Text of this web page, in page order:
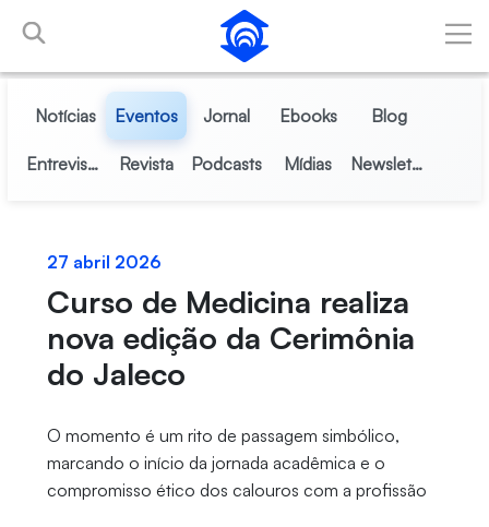
Pular para o Conteúdo principal
Notícias Eventos Jornal Ebooks Blog
Entrevistas Revista Podcasts Mídias Newsletter
27 abril 2026
Curso de Medicina realiza
nova edição da Cerimônia
do Jaleco
O momento é um rito de passagem simbólico,
marcando o início da jornada acadêmica e o
compromisso ético dos calouros com a profissão